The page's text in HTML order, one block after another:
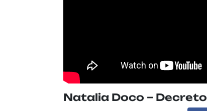
Natalia Doco – Decreto